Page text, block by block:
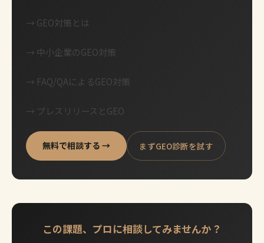
→ GEO対策とは
→ 中小企業のGEO対策
→ FAQ/QAによるGEO対策
→ プレスリリースとGEO
無料で相談する → まずGEO診断を試す
この課題、プロに相談してみませんか？